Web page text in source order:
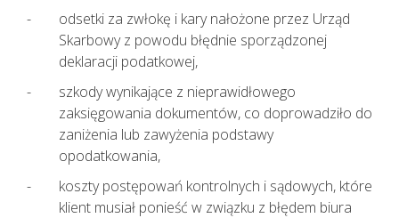
odsetki za zwłokę i kary nałożone przez Urząd
Skarbowy z powodu błędnie sporządzonej
deklaracji podatkowej,
szkody wynikające z nieprawidłowego
zaksięgowania dokumentów, co doprowadziło do
zaniżenia lub zawyżenia podstawy
opodatkowania,
koszty postępowań kontrolnych i sądowych, które
klient musiał ponieść w związku z błędem biura